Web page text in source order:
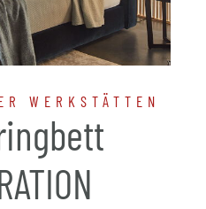
WERKSTÄTTEN